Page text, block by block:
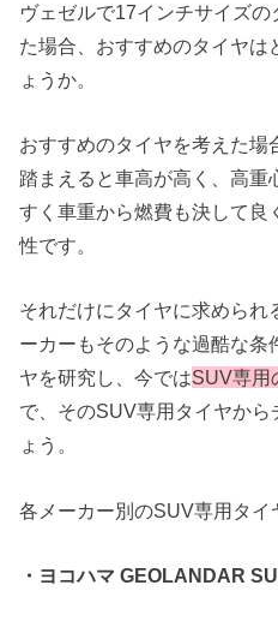
ヴェゼルで17インチサイズの
た場合、おすすめのタイヤは
ょうか。
おすすめのタイヤを考えた場
踏まえると車高が高く、高重
すく車重から燃費も決して
性です。
それだけにタイヤに求められ
ーカーもそのような過酷な条
ヤを研究し、今ではSUV専用
で、そのSUV専用タイヤか
ょう。
各メーカー別のSUV専用タイ
・ヨコハマ GEOLANDAR